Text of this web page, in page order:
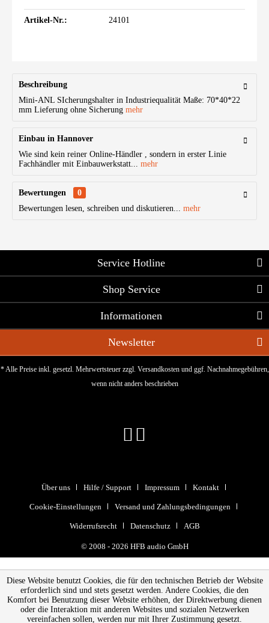
Artikel-Nr.: 24101
Beschreibung
Mini-ANL SIcherungshalter in Industriequalität Maße: 70*40*22
mm Lieferung ohne Sicherung mehr
Einbau in Hannover
Wie sind kein reiner Online-Händler , sondern in erster Linie
Fachhändler mit Einbauwerkstatt... mehr
Bewertungen
0
Bewertungen lesen, schreiben und diskutieren... mehr
Service Hotline
Shop Service
Informationen
Newsletter
* Alle Preise inkl. gesetzl. Mehrwertsteuer zzgl. Versandkostenund ggf. Nachnahmegebühren,
wenn nicht anders beschrieben
Über uns Hilfe / Support Impressum Kontakt
Cookie-Einstellungen Versand und Zahlungsbedingungen
Widerrufsrecht Datenschutz AGB
© 2008 - 2026 HFB audio GmbH
Diese Website benutzt Cookies, die für den technischen Betrieb der Website
erforderlich sind und stets gesetzt werden. Andere Cookies, die den
Komfort bei Benutzung dieser Website erhöhen, der Direktwerbung dienen
oder die Interaktion mit anderen Websites und sozialen Netzwerken
vereinfachen sollen, werden nur mit Ihrer Zustimmung gesetzt.